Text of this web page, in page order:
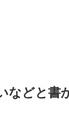
などと書